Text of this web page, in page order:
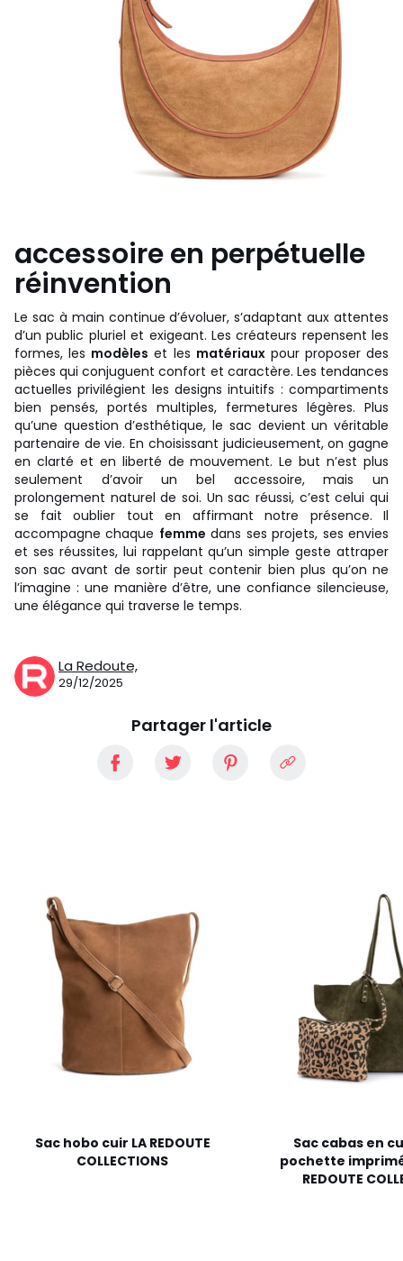
accessoire en perpétuelle
réinvention
Le sac à main continue d’évoluer, s’adaptant aux attentes
d’un public pluriel et exigeant. Les créateurs repensent les
formes, les modèles et les matériauxpour proposer des
pièces qui conjuguent confort et caractère. Les tendances
actuelles privilégient les designs intuitifs : compartiments
bien pensés, portés multiples, fermetures légères. Plus
qu’une question d’esthétique, le sac devient un véritable
partenaire de vie. En choisissant judicieusement, on gagne
en clarté et en liberté de mouvement. Le but n’est plus
seulement d’avoir un bel accessoire, mais un
prolongement naturel de soi. Un sac réussi, c’est celui qui
se fait oublier tout en affirmant notre présence. Il
accompagne chaque femme dans ses projets, ses envies
et ses réussites, lui rappelant qu’un simple geste attraper
son sac avant de sortir peut contenir bien plus qu’on ne
l’imagine : une manière d’être, une confiance silencieuse,
une élégance qui traverse le temps.
La Redoute,
29/12/2025
Partager l'article
Sac hobo cuir LA REDOUTE
COLLECTIONS
Sac cabas en
pochette
REDOUTE